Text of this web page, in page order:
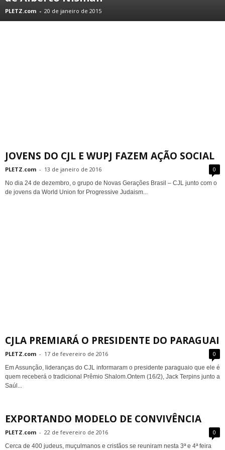
PLETZ.com - 20 de janeiro de 2015
JOVENS DO CJL E WUPJ FAZEM AÇÃO SOCIAL
PLETZ.com - 13 de janeiro de 2016 0
No dia 24 de dezembro, o grupo de Novas Gerações Brasil – CJL junto com o
de jovens da World Union for Progressive Judaism...
CJLA PREMIARÁ O PRESIDENTE DO PARAGUAI
PLETZ.com - 17 de fevereiro de 2016 0
Em Assunção, lideranças do CJL informaram o presidente paraguaio que ele é
quem receberá o tradicional Prêmio Shalom.Ontem (16/2), Jack Terpins junto a
Saúl...
EXPORTANDO MODELO DE CONVIVÊNCIA
PLETZ.com - 22 de fevereiro de 2016 0
Cerca de 400 judeus, muçulmanos e cristãos se reuniram nesta 3ª e 4ª feira